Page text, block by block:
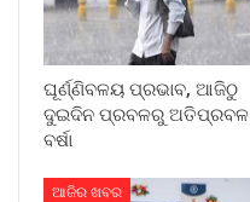
ଘୂର୍ଣ୍ଣିବଳୟ ପ୍ରଭାବ, ଆଜିଠୁ
ଦୁଇଦିନ ପ୍ରବଳରୁ ଅତିପ୍ରବଳ
ବର୍ଷା
ଆଜିର ଖବର